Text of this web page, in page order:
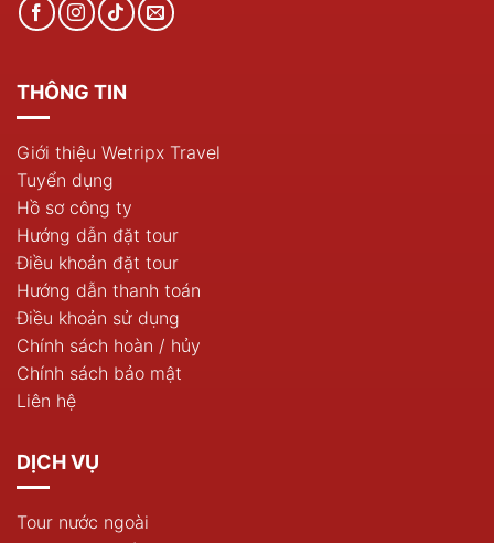
THÔNG TIN
Giới thiệu Wetripx Travel
Tuyển dụng
Hồ sơ công ty
Hướng dẫn đặt tour
Điều khoản đặt tour
Hướng dẫn thanh toán
Điều khoản sử dụng
Chính sách hoàn / hủy
Chính sách bảo mật
Liên hệ
DỊCH VỤ
Tour nước ngoài